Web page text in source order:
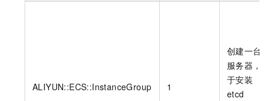
ALIYUN::ECS::InstanceGroup 1
创建一台
服务器，
于安装
etcd